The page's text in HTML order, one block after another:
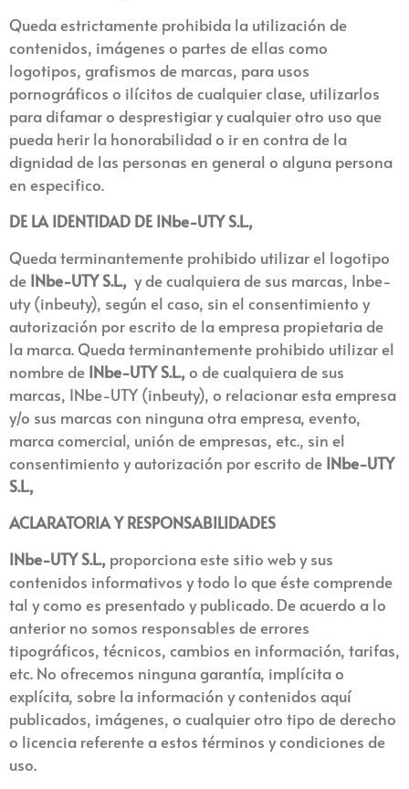
Queda estrictamente prohibida la utilización de
contenidos, imágenes o partes de ellas como
logotipos, grafismos de marcas, para usos
pornográficos o ilícitos de cualquier clase, utilizarlos
para difamar o desprestigiar y cualquier otro uso que
pueda herir la honorabilidad o ir en contra de la
dignidad de las personas en general o alguna persona
en especifico.
DE LA IDENTIDAD DE INbe-UTY S.L.,
Queda terminantemente prohibido utilizar el logotipo
de INbe-UTY S.L., y de cualquiera de sus marcas, Inbe-
uty (inbeuty), según el caso, sin el consentimiento y
autorización por escrito de la empresa propietaria de
la marca. Queda terminantemente prohibido utilizar el
nombre de INbe-UTY S.L.,o de cualquiera de sus
marcas, INbe-UTY (inbeuty), o relacionar esta empresa
y/o sus marcas con ninguna otra empresa, evento,
marca comercial, unión de empresas, etc., sin el
consentimiento y autorización por escrito de INbe-UTY
S.L.,
ACLARATORIA Y RESPONSABILIDADES
INbe-UTY S.L., proporciona este sitio web y sus
contenidos informativos y todo lo que éste comprende
tal y como es presentado y publicado. De acuerdo a lo
anterior no somos responsables de errores
tipográficos, técnicos, cambios en información, tarifas,
etc. No ofrecemos ninguna garantía, implícita o
explícita, sobre la información y contenidos aquí
publicados, imágenes, o cualquier otro tipo de derecho
o licencia referente a estos términos y condiciones de
uso.